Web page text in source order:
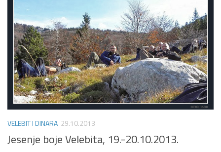
VELEBIT I DINARA 29.10.2013
Jesenje boje Velebita, 19.-20.10.2013.